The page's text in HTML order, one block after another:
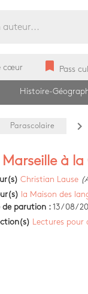
cœur bookmark Pass
Histoire-
Parascolaire navigate_next
Marseille à la
Christian Lause
la Maison des
de parution : 13/08/
Lectures pour